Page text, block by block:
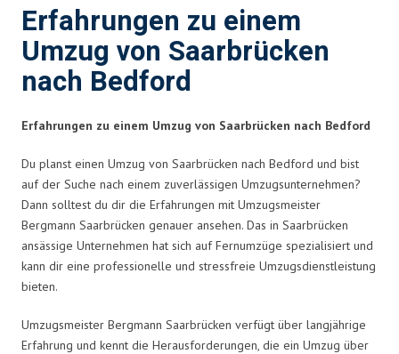
Erfahrungen zu einem
Umzug von Saarbrücken
nach Bedford
Erfahrungen zu einem Umzug von Saarbrücken nach Bedford
Du planst einen Umzug von Saarbrücken nach Bedford und bist
auf der Suche nach einem zuverlässigen Umzugsunternehmen?
Dann solltest du dir die Erfahrungen mit Umzugsmeister
Bergmann Saarbrücken genauer ansehen. Das in Saarbrücken
ansässige Unternehmen hat sich auf Fernumzüge spezialisiert und
kann dir eine professionelle und stressfreie Umzugsdienstleistung
bieten.
Umzugsmeister Bergmann Saarbrücken verfügt über langjährige
Erfahrung und kennt die Herausforderungen, die ein Umzug über